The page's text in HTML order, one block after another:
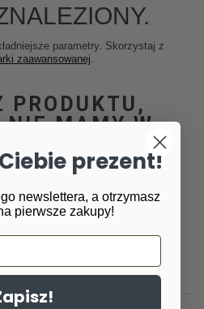
parametry. Skorzystaj z
zaawansowanej.
PRODUKTU,
NIE MAMY W
produktu, a chciałbyś kupić go w
ze specjalnego formularza i
Aby móc to zrobić musisz
prezent!
newslettera, a otrzymasz
pierwsze zakupy!